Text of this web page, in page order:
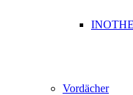
Vordächer